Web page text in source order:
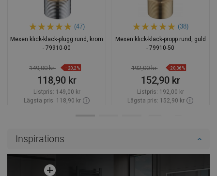
(47)
Mexen klick-klack-plugg rund, krom
- 79910-00
149,00 kr −20,2%
118,90 kr
Listpris: 149,00 kr
Lägsta pris: 118,90 kr
(38)
Mexen klick-klack-propp rund, guld
- 79910-50
192,00 kr −20,36%
152,90 kr
Listpris: 192,00 kr
Lägsta pris: 152,90 kr
Inspirations